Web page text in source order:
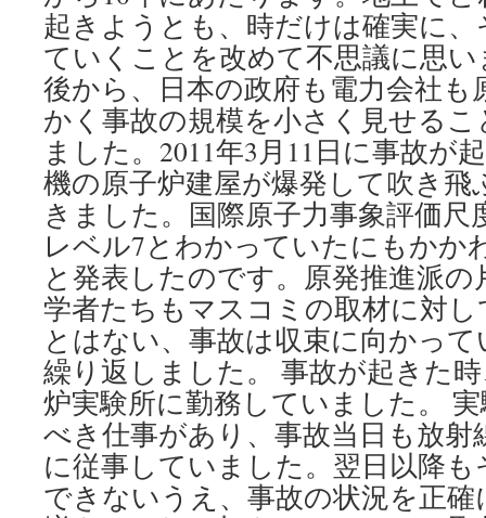
起きようとも、時だけは確実に
ていくことを改めて不思議に思
後から、日本の政府も電力会社も
かく事故の規模を小さく見せる
ました。2011年3月11日に事故が
機の原子炉建屋が爆発して吹き飛
きました。国際原子力事象評価
レベル7とわかっていたにもかか
と発表したのです。原発推進派
学者たちもマスコミの取材に対
とはない、事故は収束に向かっ
繰り返しました。 事故が起きた
炉実験所に勤務していました。
べき仕事があり、事故当日も放射
に従事していました。翌日以降
できないうえ、事故の状況を正